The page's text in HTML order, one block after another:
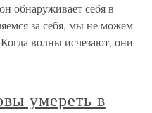
обнаруживает себя в
за себя, мы не можем
волны исчезают, они
умереть в